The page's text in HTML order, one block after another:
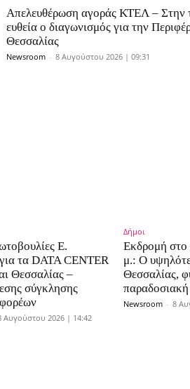
Απελευθέρωση αγοράς ΚΤΕΛ – Στην
ευθεία o διαγωνισμός για την
Θεσσαλίας
Newsroom - 8 Αυγούστου 2026 | 09:31
Ε.
τα DATA CENTER
Θεσσαλίας –
σύγκλησης
Αυγούστου 2026 | 14:42
Δήμοι
Εκδρομή στο
μ.: Ο
Θεσσαλίας,
παραδοσιακή
Newsroom - 8